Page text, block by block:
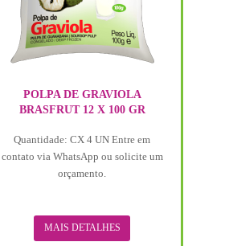
POLPA DE GRAVIOLA
BRASFRUT 12 X 100 GR
Quantidade: CX 4 UN Entre em
contato via WhatsApp ou solicite um
orçamento.
MAIS DETALHES